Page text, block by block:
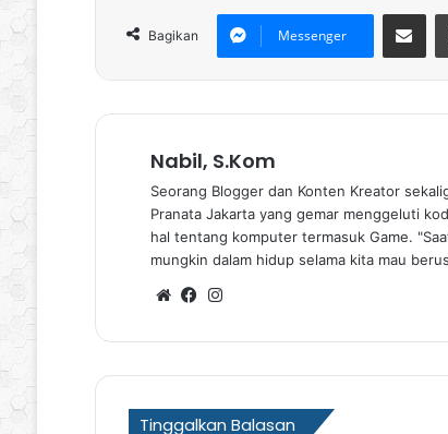
Bagikan Messenger
Bagikan
Nabil, S.Kom
Seorang Blogger dan Konten Kreator
Pranata Jakarta yang gemar menggeluti
hal tentang komputer termasuk Game.
mungkin dalam hidup selama kita mau
WebsiteFacebook
Tinggalkan Balasan